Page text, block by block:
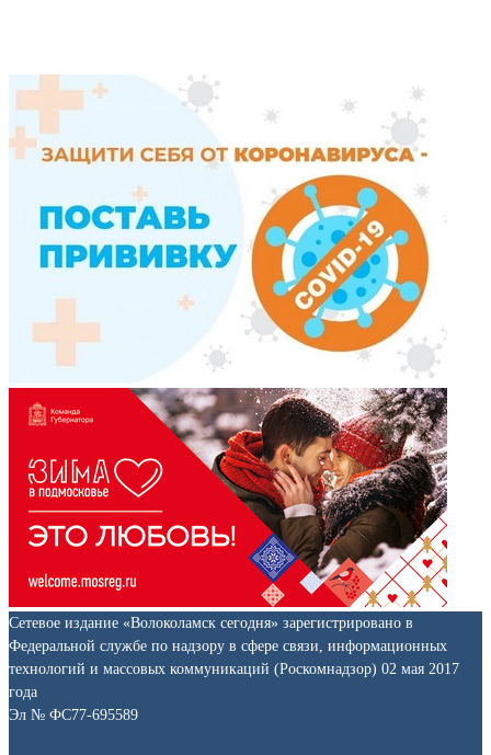
Сетевое издание «Волоколамск сегодня» зарегистрировано в
Федеральной службе по надзору в сфере связи, информационных
технологий и массовых коммуникаций (Роскомнадзор) 02 мая 2017
года
Эл № ФС77-695589